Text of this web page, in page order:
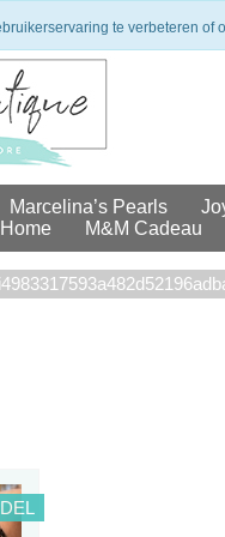
Haag
Marcelina’s Pearls
M&M Cadeau
te verbeteren of